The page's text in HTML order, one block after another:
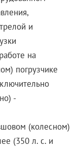
и
на
погрузчике
-
(колесном)
(350 л. с. и